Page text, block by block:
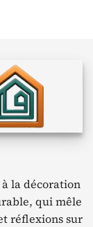
la décoration
qui mêle
réflexions sur